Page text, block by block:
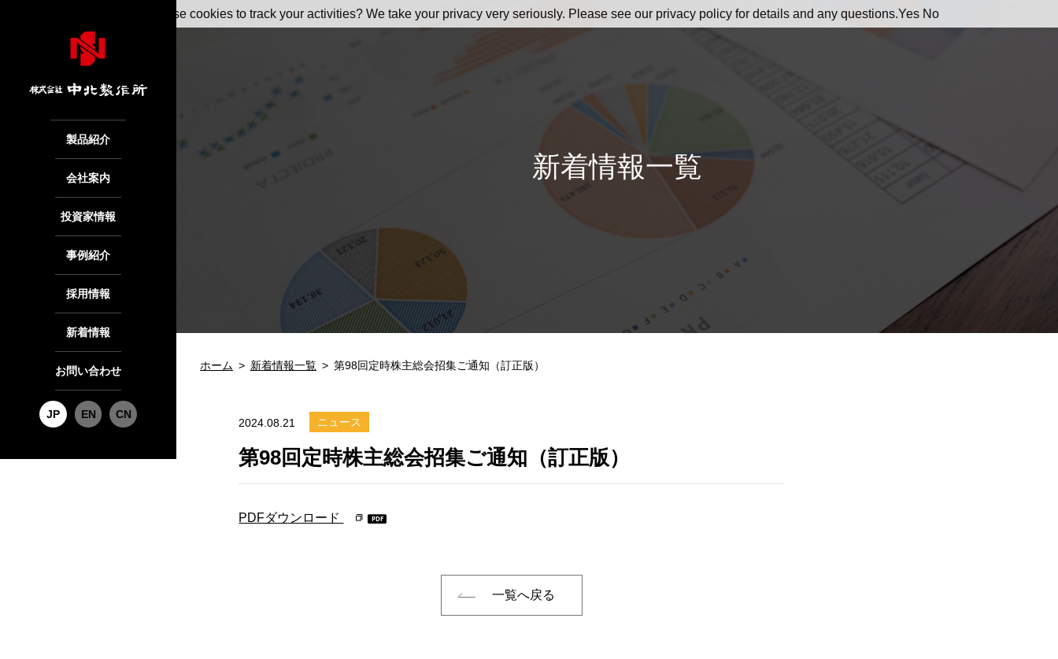
製品紹介
会社案内
投資家情報
事例紹介
採用情報
新着情報
お問い合わせ
JP EN CN
新着情報一覧
ホーム 新着情報一覧 第98回定時株主総会招集ご通知（訂正版）
2024.08.21 ニュース
第98回定時株主総会招集ご通知（訂正版）
PDFダウンロード
一覧へ戻る
May we use cookies to track your activities? We take your privacy very seriously. Please see our privacy policy for details and any questions.Yes No